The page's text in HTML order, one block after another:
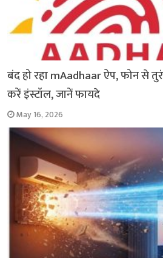
बंद हो रहा mAadhaar ऐप, फोन से
करें इंस्टॉल, जानें फायदे
May 16, 2026